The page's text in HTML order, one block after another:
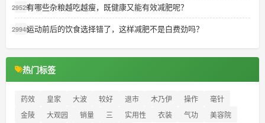
29529有哪些杂粮越吃越瘦，既健康又能有效减肥呢？
29945运动前后的饮食选择错了，这样减肥不是白费劲吗？
热门标签
药效 皇家 大波 较好 退市 木乃伊 操作
毫针
金陵
大观园 销量 三 实用性 衣装 气功
美容院